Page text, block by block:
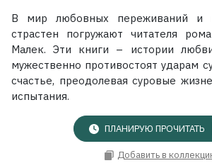
В мир любовных переживаний и
страстен погружают читателя
Малек. Эти книги – истории
мужественно противостоят ударам
счастье, преодолевая суровые
испытания.
ПЛАНИРУЮ ПРОЧИТАТЬ
Добавить в